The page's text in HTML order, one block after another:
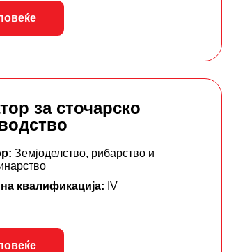
за сточарско
Земјоделство, рибарство и
квалификација: IV